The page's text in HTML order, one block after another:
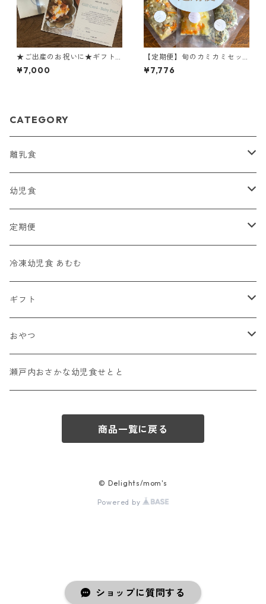
ショップに質問する
★ご出産のお祝いに★ギフト
カード「モグモグ10」
¥7,000
【定期便】旬のカミカミセッ
ト
¥7,776
CATEGORY
離乳食
モグモグ期（７・８か月頃）
モグモグセット
ギフト
カミカミ期（９・１０・１１か月頃）
カミカミセット
おかゆセット
幼児食
幼児食セット
手づかみ幼児食セット
定期便
定期便
モグモグ期（７・８か月頃）
カミカミ期（９・１０・１１か月頃）
幼児食
冷凍幼児食 あむむ
ギフト
ギフトカード
ギフトパック
おやつ
蒸しパン
瀬戸内おさかな幼児食せとと
商品一覧に戻る
© Delights/mom's
Powered by